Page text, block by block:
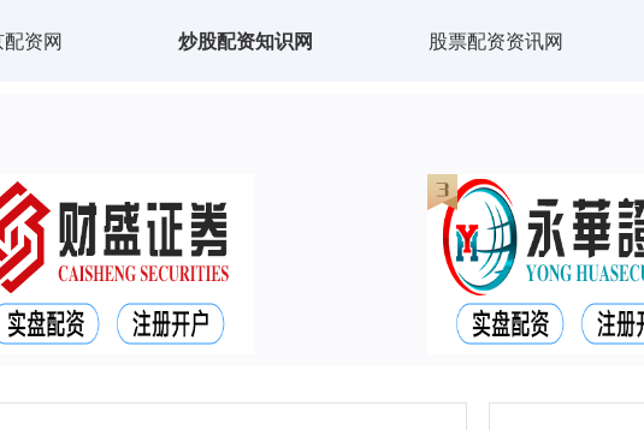
资网 炒股配资知识网 股票配资资讯网